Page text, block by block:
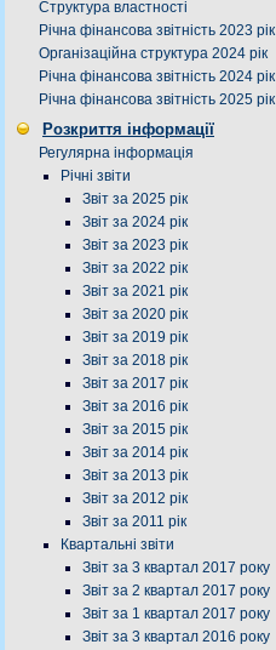
Структура властності
Річна фінансова звітність 2023 рік
Організаційна структура 2024 рік
Річна фінансова звітність 2024 рік
Річна фінансова звітність 2025 рік
Розкриття інформації
Регулярна інформація
Річні звіти
Звіт за 2025 рік
Звіт за 2024 рік
Звіт за 2023 рік
Звіт за 2022 рік
Звіт за 2021 рік
Звіт за 2020 рік
Звіт за 2019 рік
Звіт за 2018 рік
Звіт за 2017 рік
Звіт за 2016 рік
Звіт за 2015 рік
Звіт за 2014 рік
Звіт за 2013 рік
Звіт за 2012 рік
Звіт за 2011 рік
Квартальні звіти
Звіт за 3 квартал 2017 року
Звіт за 2 квартал 2017 року
Звіт за 1 квартал 2017 року
Звіт за 3 квартал 2016 року